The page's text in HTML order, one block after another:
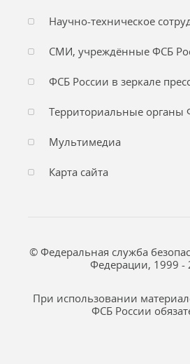
Научно-техническое
СМИ, учреждённые ФСБ
ФСБ России в зеркале
Территориальные органы
Мультимедиа
Карта сайта
© Федеральная служба
Федерации, 1999 -
При использовании
ФСБ России